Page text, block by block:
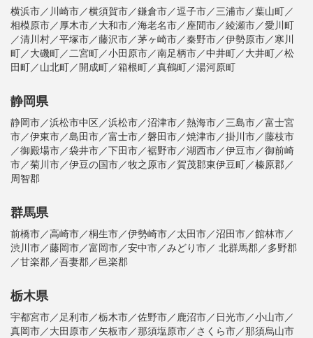
横浜市／川崎市／横須賀市／鎌倉市／逗子市／三浦市／葉山町／
相模原市／厚木市／大和市／海老名市／座間市／綾瀬市／愛川町
／清川村／平塚市／藤沢市／茅ヶ崎市／秦野市／伊勢原市／寒川
町／大磯町／二宮町／小田原市／南足柄市／中井町／大井町／松
田町／山北町／開成町／箱根町／真鶴町／湯河原町
静岡県
静岡市／浜松市中区／浜松市／沼津市／熱海市／三島市／富士宮
市／伊東市／島田市／富士市／磐田市／焼津市／掛川市／藤枝市
／御殿場市／袋井市／下田市／裾野市／湖西市／伊豆市／御前崎
市／菊川市／伊豆の国市／牧之原市／賀茂郡東伊豆町／榛原郡／
周智郡
群馬県
前橋市／高崎市／桐生市／伊勢崎市／太田市／沼田市／館林市／
渋川市／藤岡市／富岡市／安中市／みどり市／ 北群馬郡／多野郡
／甘楽郡／吾妻郡／邑楽郡
栃木県
宇都宮市／足利市／栃木市／佐野市／鹿沼市／日光市／小山市／
真岡市／大田原市／矢板市／那須塩原市／さくら市／那須烏山市